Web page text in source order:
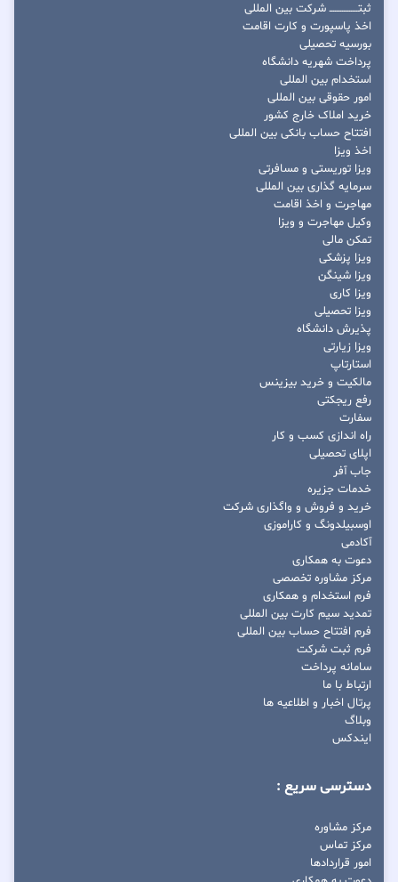
ثبتــــــــــــــــ شرکت بین المللی
اخذ پاسپورت و کارت اقامت
بورسیه تحصیلی
پرداخت شهریه دانشگاه
استخدام بین المللی
امور حقوقی بین المللی
خرید املاک خارج کشور
افتتاح حساب بانکی بین المللی
اخذ ویزا
ویزا توریستی و مسافرتی
سرمایه گذاری بین المللی
مهاجرت و اخذ اقامت
وکیل مهاجرت و ویزا
تمکن مالی
ویزا پزشکی
ویزا شینگن
ویزا کاری
ویزا تحصیلی
پذیرش دانشگاه
ویزا زیارتی
استارتاپ
مالکیت و خرید بیزینس
رفع ریجکتی
سفارت
راه اندازی کسب و کار
اپلای تحصیلی
جاب آفر
خدمات جزیره
خرید و فروش و واگذاری شرکت
اوسبیلدونگ و کاراموزی
آکادمی
دعوت به همکاری
مرکز مشاوره تخصصی
فرم استخدام و همکاری
تمدید سیم کارت بین المللی
فرم افتتاح حساب بین المللی
فرم ثبت شرکت
سامانه پرداخت
ارتباط با ما
پرتال اخبار و اطلاعیه ها
وبلاگ
ایندکس
دسترسی سریع :
مرکز مشاوره
مرکز تماس
امور قراردادها